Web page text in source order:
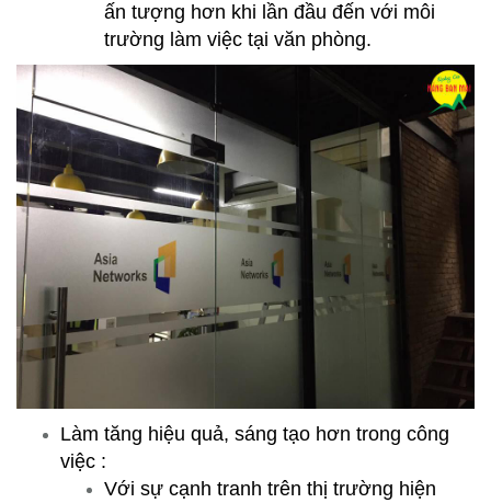
ấn tượng hơn khi lần đầu đến với môi
trường làm việc tại văn phòng.
Làm tăng hiệu quả, sáng tạo hơn trong công
việc :
Với sự cạnh tranh trên thị trường hiện